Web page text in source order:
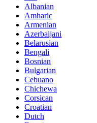
Albanian
Amharic
Armenian
Azerbaijani
Belarusian
Bengali
Bosnian
Bulgarian
Cebuano
Chichewa
Corsican
Croatian
Dutch